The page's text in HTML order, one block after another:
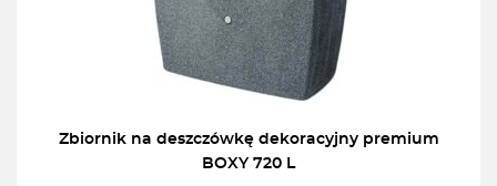
Zbiornik na deszczówkę dekoracyjny premium
BOXY 720 L